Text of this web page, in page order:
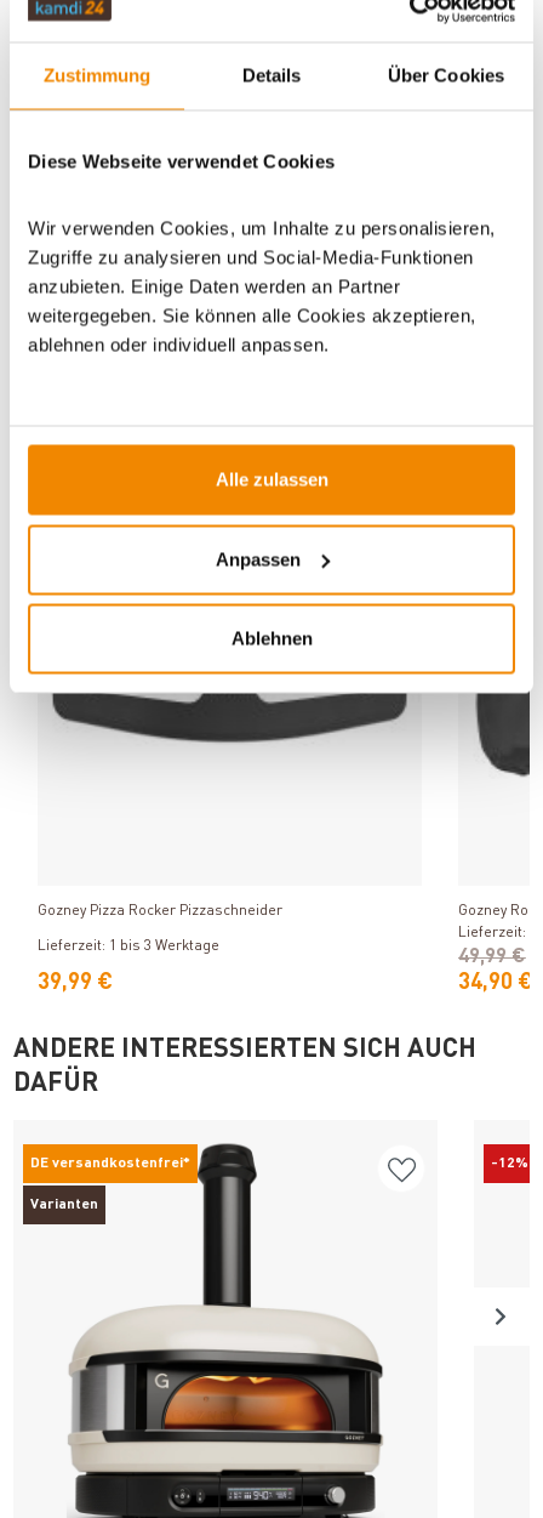
Zustimmung Details Über Cookies
Diese Webseite verwendet Cookies
Wir verwenden Cookies, um Inhalte zu personalisieren,
Zugriffe zu analysieren und Social-Media-Funktionen
anzubieten. Einige Daten werden an Partner
weitergegeben. Sie können alle Cookies akzeptieren,
ablehnen oder individuell anpassen.
Alle zulassen
Anpassen
Ablehnen
WICHTIGE INFOS
Artikeldatenblatt drucken Frage zum Artikel
Dieses Produkt finden Sie unter:Grills| Pizzaöfen|Gas-
Pizzaöfen|Holz-Pizzaöfen|Gartengrills|Edelstahlgrills
Gozney Pizza Rocker Pizzaschneider
Lieferzeit: 1 bis 3 Werktage
39,99 €
Gozney
Lieferzeit: 1
34,90 €
49,99 €
ANDERE INTERESSIERTEN SICH AUCH
DAFÜR
DE versandkostenfrei*
Varianten
-12%